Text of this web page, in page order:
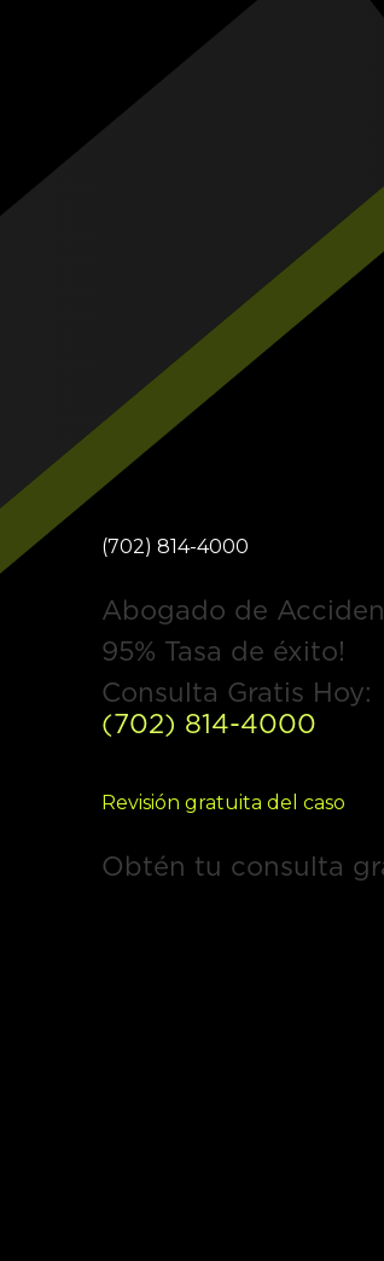
(702) 814-4000
Abogado de
95% Tasa de éxito!
Consulta Gratis Hoy:
(702) 814-4000
Revisión gratuita del caso
Obtén tu consulta